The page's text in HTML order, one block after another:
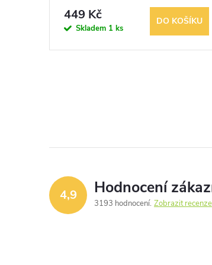
449 Kč
Skladem 1 ks
DO KOŠÍKU
4,9 Hodnocení
3193 hodnocení Zobrazit recenze